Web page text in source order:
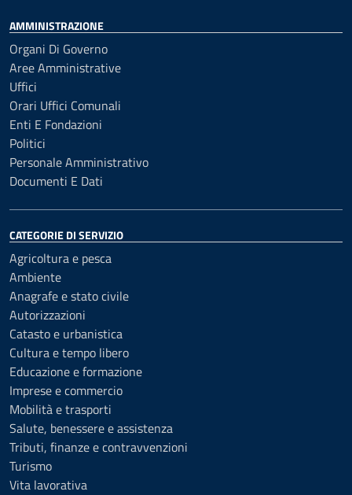
AMMINISTRAZIONE
Organi Di Governo
Aree Amministrative
Uffici
Orari Uffici Comunali
Enti E Fondazioni
Politici
Personale Amministrativo
Documenti E Dati
CATEGORIE DI SERVIZIO
Agricoltura e pesca
Ambiente
Anagrafe e stato civile
Autorizzazioni
Catasto e urbanistica
Cultura e tempo libero
Educazione e formazione
Imprese e commercio
Mobilità e trasporti
Salute, benessere e assistenza
Tributi, finanze e contravvenzioni
Turismo
Vita lavorativa